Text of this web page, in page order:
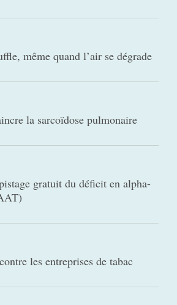
même quand l’air se dégrade
la sarcoïdose pulmonaire
gratuit du déficit en alpha-
les entreprises de tabac